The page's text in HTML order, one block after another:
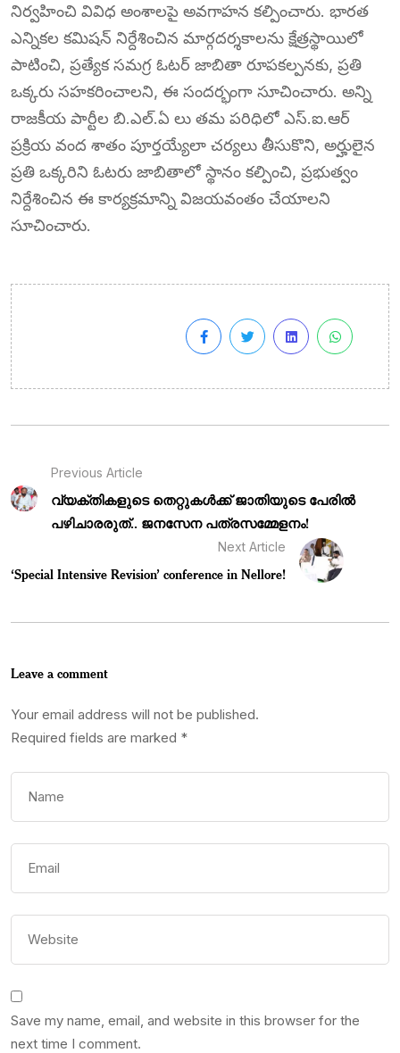
నిర్వహించి వివిధ అంశాలపై అవగాహన కల్పించారు. భారత
ఎన్నికల కమిషన్ నిర్దేశించిన మార్గదర్శకాలను క్షేత్రస్థాయిలో
పాటించి, ప్రత్యేక సమగ్ర ఓటర్ జాబితా రూపకల్పనకు, ప్రతి
ఒక్కరు సహకరించాలని, ఈ సందర్భంగా సూచించారు. అన్ని
రాజకీయ పార్టీల బి.ఎల్.ఏ లు తమ పరిధిలో ఎస్.ఐ.ఆర్
ప్రక్రియ వంద శాతం పూర్తయ్యేలా చర్యలు తీసుకొని, అర్హులైన
ప్రతి ఒక్కరిని ఓటరు జాబితాలో స్థానం కల్పించి, ప్రభుత్వం
నిర్దేశించిన ఈ కార్యక్రమాన్ని విజయవంతం చేయాలని
సూచించారు.
Previous Article
വ്യക്തികളുടെ തെറ്റുകൾക്ക് ജാതിയുടെ പേരിൽ
പഴിചാരരുത്.. ജനസേന പത്രസമ്മേളനം!
Next Article
‘Special Intensive Revision’ conference in Nellore!
Leave a comment
Your email address will not be published.
Required fields are marked *
Save my name, email, and website in this browser for the
next time I comment.